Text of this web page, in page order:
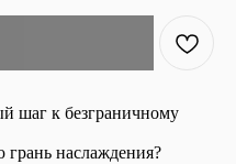
шаг к безграничному
грань наслаждения?